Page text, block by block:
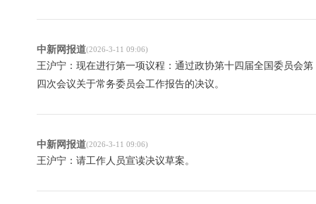
中新网报道(2026-3-11 09:06)
王沪宁：现在进行第一项议程：通过政协第十四届全国委员会第
四次会议关于常务委员会工作报告的决议。
中新网报道(2026-3-11 09:06)
王沪宁：请工作人员宣读决议草案。